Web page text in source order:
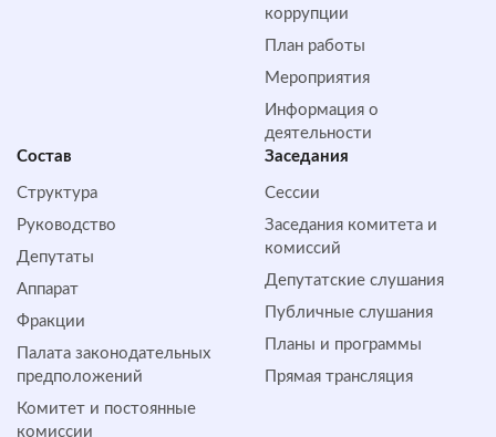
коррупции
План работы
Мероприятия
Информация о
деятельности
Состав
Структура
Руководство
Депутаты
Аппарат
Фракции
Палата законодательных
предположений
Комитет и постоянные
комиссии
Заседания
Сессии
Заседания комитета и
комиссий
Депутатские слушания
Публичные слушания
Планы и программы
Прямая трансляция